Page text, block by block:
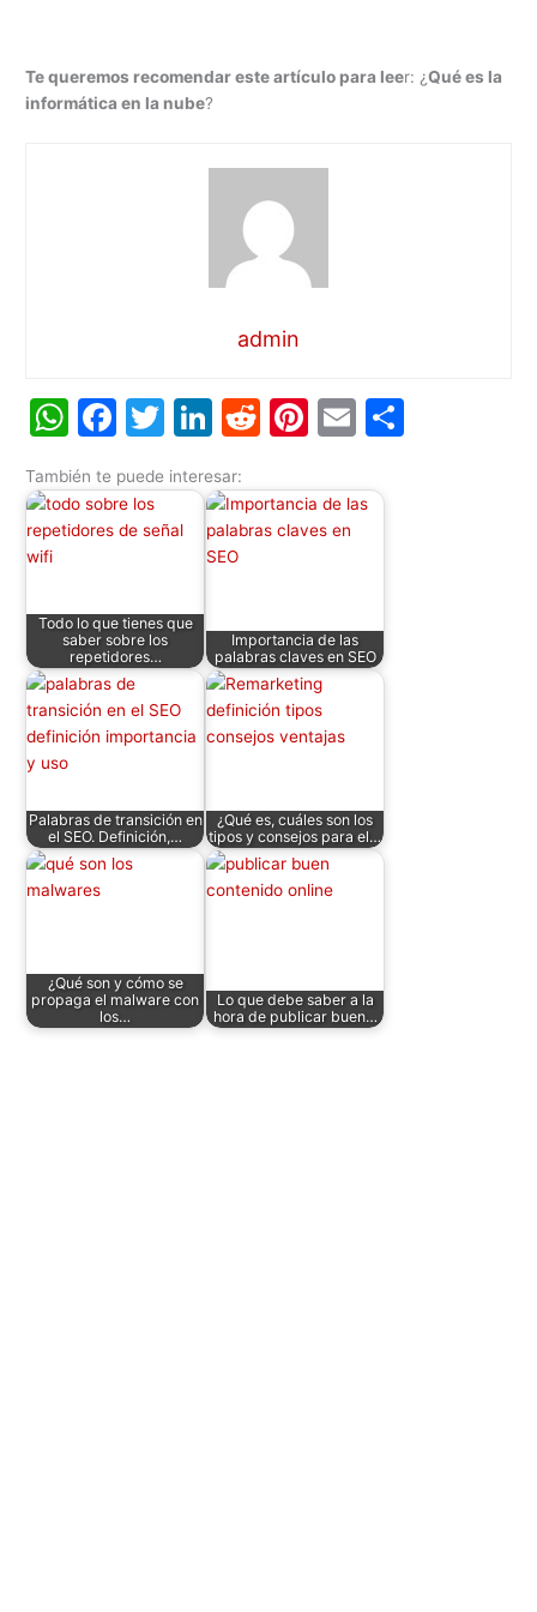
Te queremos recomendar este artículo para leer: ¿Qué es la
informática en la nube?
admin
W
at
s
p
p
F
c
e
o
o
k
T
itt
er
Li
k
e
dI
R
d
di
Pi
er
e
E
ai
También te puede interesar:
Todo lo que tienes que
saber sobre los
repetidores…
Importancia de las
palabras claves en SEO
Palabras de transición en
el SEO. Definición,…
¿Qué es, cuáles son los
tipos y consejos para el…
¿Qué son y cómo se
propaga el malware con
los…
Lo que debe saber a la
hora de publicar buen…